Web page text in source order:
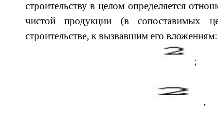
строительству в целом определяется
чистой продукции (в сопоставимых
строительстве, к вызвавшим его вложениям:
;
,